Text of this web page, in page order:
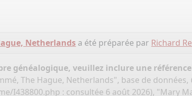
Netherlands a été préparée par Richard
généalogique, veuillez inclure une
The Hague, Netherlands", base de données,
I438800.php : consultée 6 août 2026), "Mary